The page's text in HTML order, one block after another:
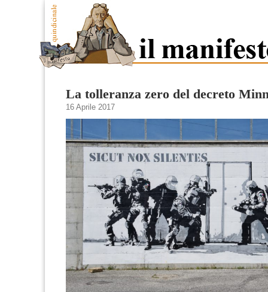
La tolleranza zero del decreto
16 Aprile 2017